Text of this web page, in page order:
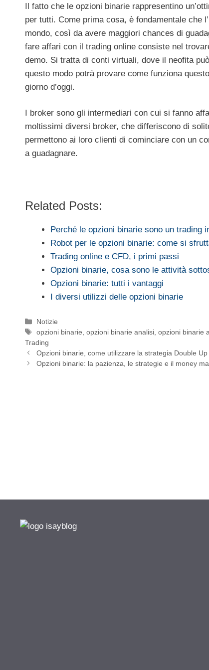
Il fatto che le opzioni binarie rappresentino
per tutti. Come prima cosa, è fondamentale che
mondo, così da avere maggiori chances di
fare affari con il trading online consiste nel
demo. Si tratta di conti virtuali, dove il neofita
questo modo potrà provare come funziona
giorno d’oggi.
I broker sono gli intermediari con cui si fanno
moltissimi diversi broker, che differiscono di
permettono ai loro clienti di cominciare con un
a guadagnare.
Related Posts:
Perché le opzioni binarie sono un trading
Robot per le opzioni binarie: come si
Trading online e CFD, i primi passi
Opzioni binarie, cosa sono le attività
Opzioni binarie: tutti i vantaggi
I diversi utilizzi delle opzioni binarie
Categorie
Notizie
Tag
opzioni binarie ,opzioni binarie analisi ,opzioni binarie
Trading
Opzioni binarie, come utilizzare la strategia Double Up
Opzioni binarie: la pazienza, le strategie e il money